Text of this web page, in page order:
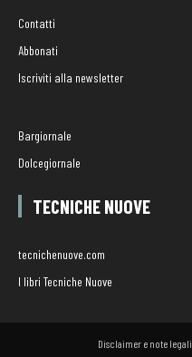
Contatti
Abbonati
Iscriviti alla newsletter
Bargiornale
Dolcegiornale
TECNICHE NUOVE
tecnichenuove.com
I libri Tecniche Nuove
Disclaimer e note legali